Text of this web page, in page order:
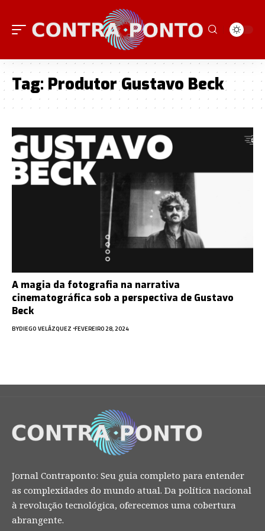
Tag: Produtor Gustavo Beck
A magia da fotografia na narrativa
cinematográfica sob a perspectiva de Gustavo
Beck
BYDIEGO VELÁZQUEZ FEVEREIRO 28, 2024
Jornal Contraponto: Seu guia completo para entender
as complexidades do mundo atual. Da política nacional
à revolução tecnológica, oferecemos uma cobertura
abrangente.